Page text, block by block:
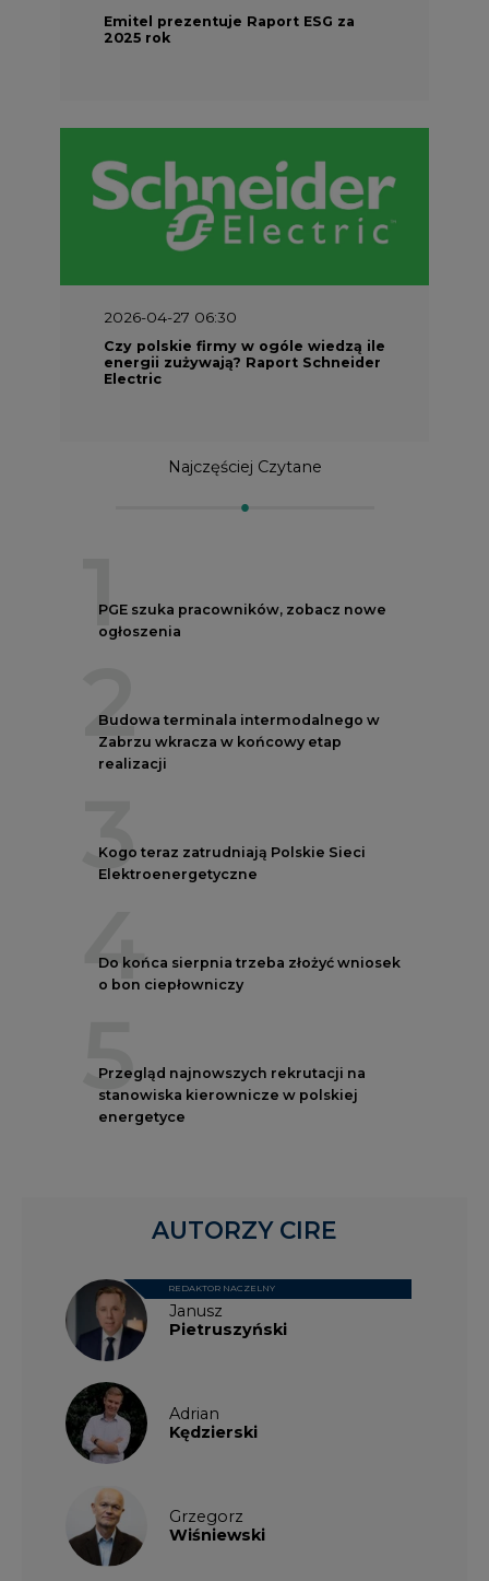
Emitel prezentuje Raport ESG za
2025 rok
2026-04-27 06:30
Czy polskie firmy w ogóle wiedzą ile
energii zużywają? Raport Schneider
Electric
Najczęściej Czytane
1
PGE szuka pracowników, zobacz nowe
ogłoszenia
2
Budowa terminala intermodalnego w
Zabrzu wkracza w końcowy etap
realizacji
3
Kogo teraz zatrudniają Polskie Sieci
Elektroenergetyczne
4
Do końca sierpnia trzeba złożyć wniosek
o bon ciepłowniczy
5
Przegląd najnowszych rekrutacji na
stanowiska kierownicze w polskiej
energetyce
Janusz
Pietruszyński
REDAKTOR NACZELNY
Adrian
Kędzierski
Grzegorz
Wiśniewski
AUTORZY CIRE